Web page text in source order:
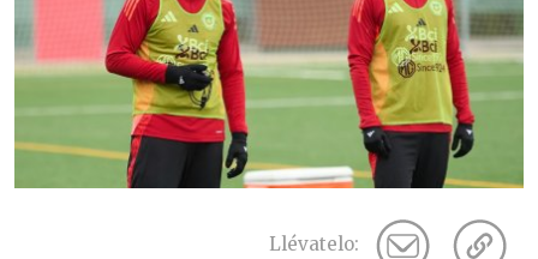
Llévatelo: